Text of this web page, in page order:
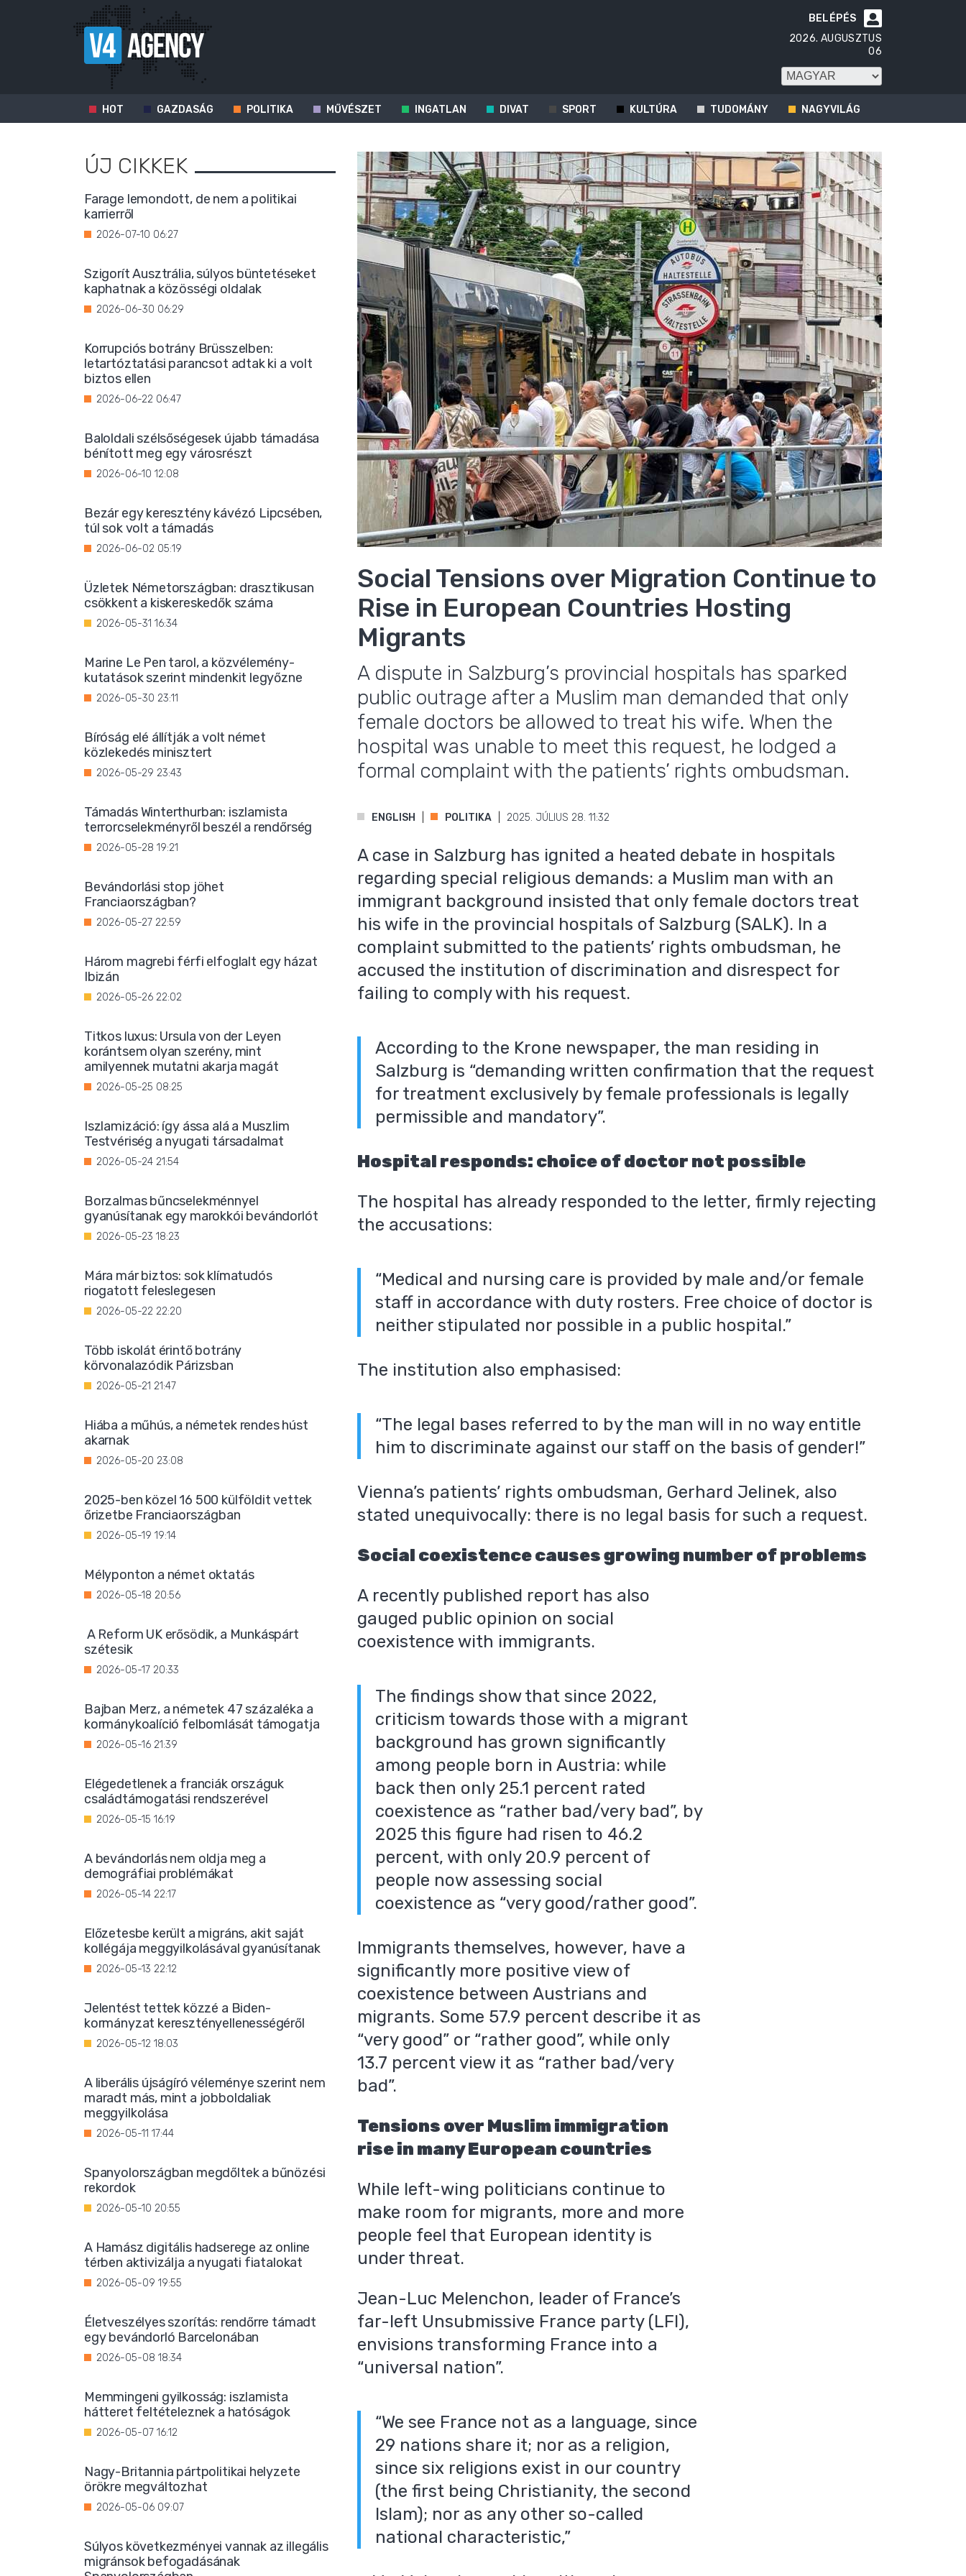

BELÉPÉS
2026. AUGUSZTUS
06
HOT GAZDASÁG POLITIKA MŰVÉSZET INGATLAN DIVAT SPORT KULTÚRA TUDOMÁNY NAGYVILÁG
Social Tensions over Migration Continue to
Rise in European Countries Hosting
Migrants
A dispute in Salzburg’s provincial hospitals has sparked
public outrage after a Muslim man demanded that only
female doctors be allowed to treat his wife. When the
hospital was unable to meet this request, he lodged a
formal complaint with the patients’ rights ombudsman.
ENGLISH POLITIKA 2025. JÚLIUS 28. 11:32
A case in Salzburg has ignited a heated debate in hospitals
regarding special religious demands: a Muslim man with an
immigrant background insisted that only female doctors treat
his wife in the provincial hospitals of Salzburg (SALK). In a
complaint submitted to the patients’ rights ombudsman, he
accused the institution of discrimination and disrespect for
failing to comply with his request.
According to the Krone newspaper, the man residing in
Salzburg is “demanding written confirmation that the request
for treatment exclusively by female professionals is legally
permissible and mandatory”.
Hospital responds: choice of doctor not possible
The hospital has already responded to the letter, firmly rejecting
the accusations:
“Medical and nursing care is provided by male and/or female
staff in accordance with duty rosters. Free choice of doctor is
neither stipulated nor possible in a public hospital.”
The institution also emphasised:
“The legal bases referred to by the man will in no way entitle
him to discriminate against our staff on the basis of gender!”
Vienna’s patients’ rights ombudsman, Gerhard Jelinek, also
stated unequivocally: there is no legal basis for such a request.
Social coexistence causes growing number of problems
A recently published report has also
gauged public opinion on social
coexistence with immigrants.
The findings show that since 2022,
criticism towards those with a migrant
background has grown significantly
among people born in Austria: while
back then only 25.1 percent rated
coexistence as “rather bad/very bad”, by
2025 this figure had risen to 46.2
percent, with only 20.9 percent of
people now assessing social
coexistence as “very good/rather good”.
Immigrants themselves, however, have a
significantly more positive view of
coexistence between Austrians and
migrants. Some 57.9 percent describe it as
“very good” or “rather good”, while only
13.7 percent view it as “rather bad/very
bad”.
Tensions over Muslim immigration
rise in many European countries
While left-wing politicians continue to
make room for migrants, more and more
people feel that European identity is
under threat.
Jean-Luc Melenchon, leader of France’s
far-left Unsubmissive France party (LFI),
envisions transforming France into a
“universal nation”.
“We see France not as a language, since
29 nations share it; nor as a religion,
since six religions exist in our country
(the first being Christianity, the second
Islam); nor as any other so-called
national characteristic,”
ÚJ CIKKEK
Farage lemondott, de nem a politikai
karrierről
2026-07-10 06:27
Szigorít Ausztrália, súlyos büntetéseket
kaphatnak a közösségi oldalak
2026-06-30 06:29
Korrupciós botrány Brüsszelben:
letartóztatási parancsot adtak ki a volt
biztos ellen
2026-06-22 06:47
Baloldali szélsőségesek újabb támadása
bénított meg egy városrészt
2026-06-10 12:08
Bezár egy keresztény kávézó Lipcsében,
túl sok volt a támadás
2026-06-02 05:19
Üzletek Németországban: drasztikusan
csökkent a kiskereskedők száma
2026-05-31 16:34
Marine Le Pen tarol, a közvélemény-
kutatások szerint mindenkit legyőzne
2026-05-30 23:11
Bíróság elé állítják a volt német
közlekedés minisztert
2026-05-29 23:43
Támadás Winterthurban: iszlamista
terrorcselekményről beszél a rendőrség
2026-05-28 19:21
Bevándorlási stop jöhet
Franciaországban?
2026-05-27 22:59
Három magrebi férfi elfoglalt egy házat
Ibizán
2026-05-26 22:02
Titkos luxus: Ursula von der Leyen
korántsem olyan szerény, mint
amilyennek mutatni akarja magát
2026-05-25 08:25
Iszlamizáció: így ássa alá a Muszlim
Testvériség a nyugati társadalmat
2026-05-24 21:54
Borzalmas bűncselekménnyel
gyanúsítanak egy marokkói bevándorlót
2026-05-23 18:23
Mára már biztos: sok klímatudós
riogatott feleslegesen
2026-05-22 22:20
Több iskolát érintő botrány
körvonalazódik Párizsban
2026-05-21 21:47
Hiába a műhús, a németek rendes húst
akarnak
2026-05-20 23:08
2025-ben közel 16 500 külföldit vettek
őrizetbe Franciaországban
2026-05-19 19:14
Mélyponton a német oktatás
2026-05-18 20:56
A Reform UK erősödik, a Munkáspárt
szétesik
2026-05-17 20:33
Bajban Merz, a németek 47 százaléka a
kormánykoalíció felbomlását támogatja
2026-05-16 21:39
Elégedetlenek a franciák országuk
családtámogatási rendszerével
2026-05-15 16:19
A bevándorlás nem oldja meg a
demográfiai problémákat
2026-05-14 22:17
Előzetesbe került a migráns, akit saját
kollégája meggyilkolásával gyanúsítanak
2026-05-13 22:12
Jelentést tettek közzé a Biden-
kormányzat keresztényellenességéről
2026-05-12 18:03
A liberális újságíró véleménye szerint nem
maradt más, mint a jobboldaliak
meggyilkolása
2026-05-11 17:44
Spanyolországban megdőltek a bűnözési
rekordok
2026-05-10 20:55
A Hamász digitális hadserege az online
térben aktivizálja a nyugati fiatalokat
2026-05-09 19:55
Életveszélyes szorítás: rendőrre támadt
egy bevándorló Barcelonában
2026-05-08 18:34
Memmingeni gyilkosság: iszlamista
hátteret feltételeznek a hatóságok
2026-05-07 16:12
Nagy-Britannia pártpolitikai helyzete
örökre megváltozhat
2026-05-06 09:07
Súlyos következményei vannak az illegális
migránsok befogadásának